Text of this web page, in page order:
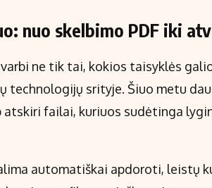
nuo skelbimo PDF iki
ne tik tai, kokios taisyklės
technologijų srityje. Šiuo metu
atskiri failai, kuriuos sudėtinga
automatiškai apdoroti, leistų